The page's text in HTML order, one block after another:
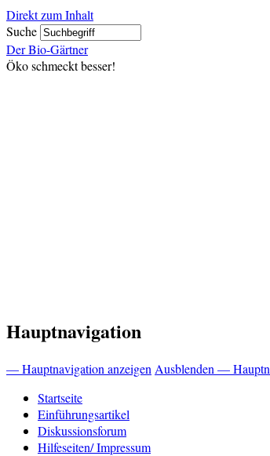
Direkt zum Inhalt
Suche
Der Bio-Gärtner
Öko schmeckt besser!
Hauptnavigation
— Hauptnavigation anzeigen Ausblenden —
Startseite
Einführungsartikel
Diskussionsforum
Hilfeseiten/ Impressum